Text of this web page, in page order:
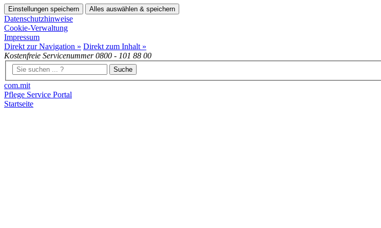
Einstellungen speichern Alles auswählen & speichern
Datenschutzhinweise
Cookie-Verwaltung
Impressum
Direkt zur Navigation » Direkt zum Inhalt »
Kostenfreie Servicenummer0800 - 101 88 00
Suche
com.mit
Pflege Service Portal
Startseite